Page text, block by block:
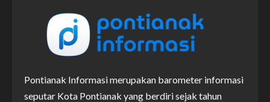
Pontianak Informasi merupakan barometer informasi
seputar Kota Pontianak yang berdiri sejak tahun